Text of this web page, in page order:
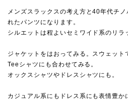
メンズスラックスの考え方と40年代チ
れたパンツになります。
シルエットは程よいセミワイド系のリラ
ジャケットをはおってみる。スウェット
Teeシャツにも合わせてみる。
オックスシャツやドレスシャツにも。
カジュアル系にもドレス系にも表情豊